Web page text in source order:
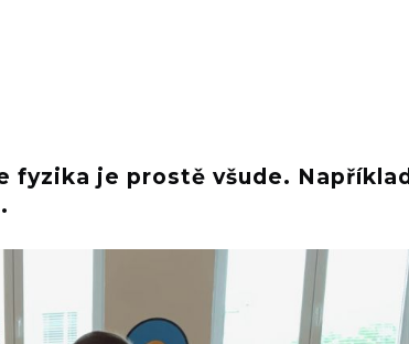
fyzika je prostě všude. Například